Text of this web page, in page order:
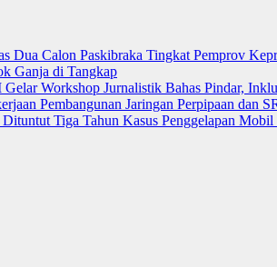
Dua Calon Paskibraka Tingkat Pemprov
Ganja di Tangkap
Workshop Jurnalistik Bahas Pindar,
Pembangunan Jaringan Perpipaan dan
Dituntut Tiga Tahun Kasus Penggelapan